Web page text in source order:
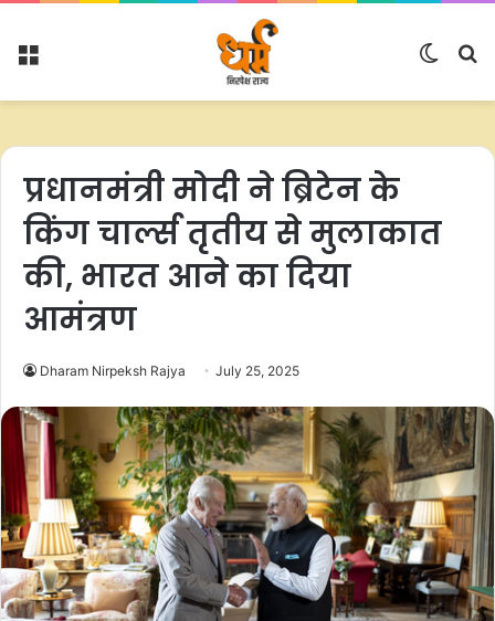
Menu
Switch
प्रधानमंत्री मोदी ने ब्रिटेन के
किंग चार्ल्स तृतीय से मुलाकात
की, भारत आने का दिया
आमंत्रण
Dharam Nirpeksh Rajya July 25, 2025